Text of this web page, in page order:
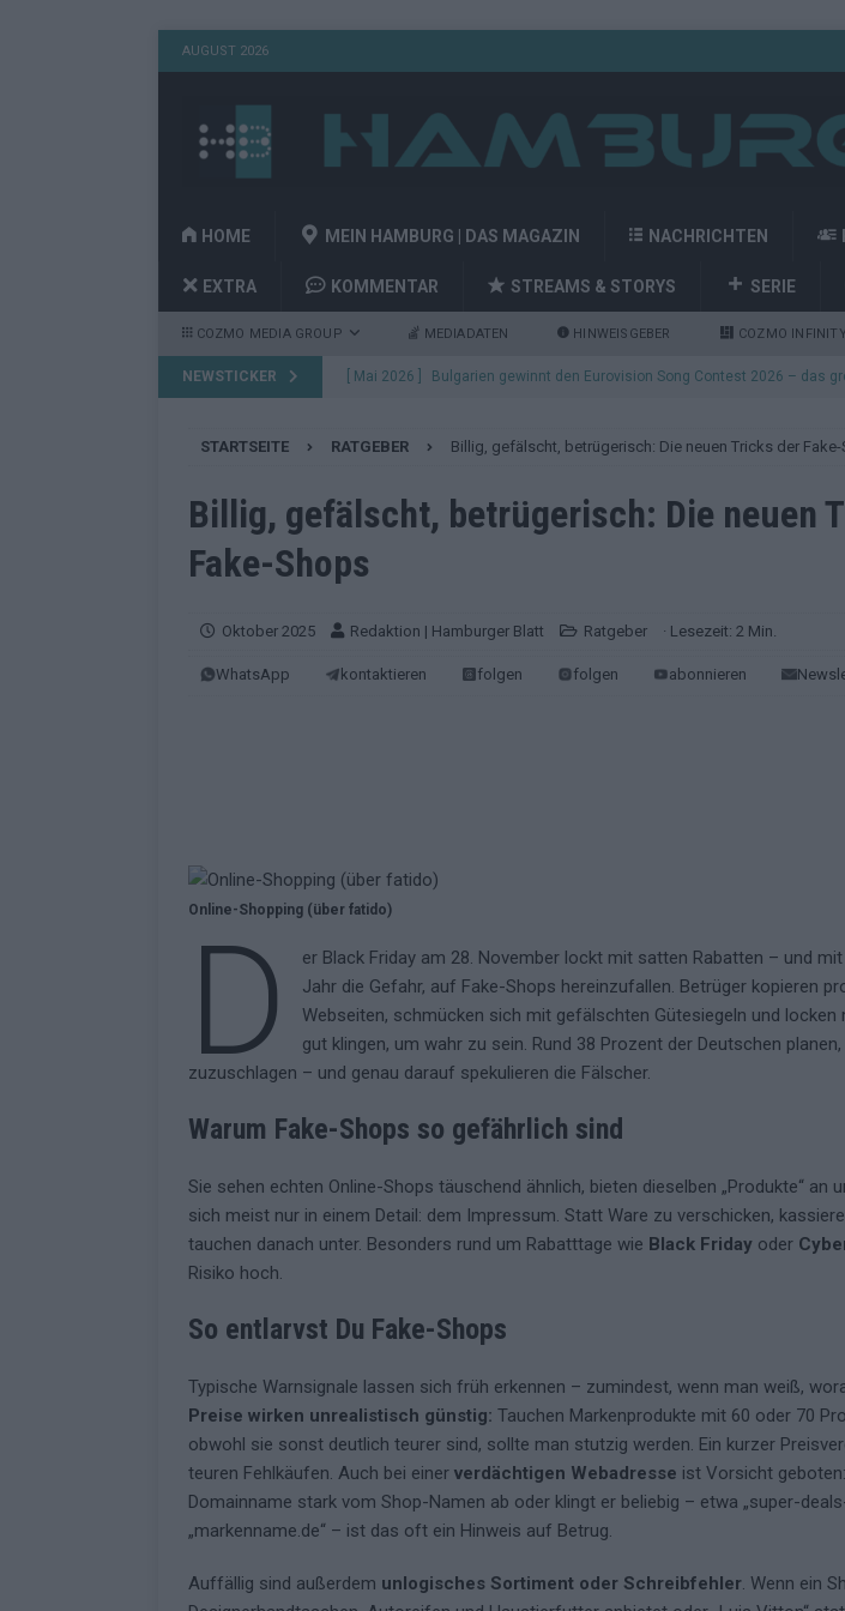
AUGUST 2026
HOME MEIN HAMBURG | DAS MAGAZIN NACHRICHTEN
EXTRA KOMMENTAR STREAMS & STORYS SERIE
COZMO MEDIA GROUP MEDIADATEN HINWEISGEBER COZMO INFINITY
NEWSTICKER [ Mai 2026 ] Bulgarien gewinnt den Eurovision Song Contest 2026 – das
[ Mai 2026 ] Das Papierboot kommt aus Basel: JJ eröffnet das ESC-Finale
Highlights EUROVISION
Dänemark eröffnet, Österreich beschließt: Die Startreihenfolge
2026 im Überblick
[ Mai 2026 ] Alle 25 ESC-Finalisten auf dem Prüfstand: Stärken,
redaktionellen Urteil
[ Mai 2026 ] ESC-Halbfinale 2 in Zahlen: Wer kommt fast sicher weiter –
Schluss? EXTRA
[ Juni 2026 ] Europa-Park 2026: 18 Themenbereiche, Sallys Café,
Kino EXTRA
KOMMENTAR
STARTSEITE RATGEBER Billig, gefälscht, betrügerisch: Die neuen Tricks der
Billig, gefälscht, betrügerisch: Die neuen
Fake-Shops
Oktober 2025 Redaktion | Hamburger Blatt Ratgeber · Lesezeit: 2 Min.
WhatsApp kontaktieren folgen folgen abonnieren
Online-Shopping (über fatido)
D
er Black Friday am 28. November lockt mit satten Rabatten – und
Jahr die Gefahr, auf Fake-Shops hereinzufallen. Betrüger kopieren
Webseiten, schmücken sich mit gefälschten Gütesiegeln und locken
gut klingen, um wahr zu sein. Rund 38 Prozent der Deutschen
zuzuschlagen – und genau darauf spekulieren die Fälscher.
Warum Fake-Shops so gefährlich sind
Sie sehen echten Online-Shops täuschend ähnlich, bieten dieselben „Produkte“ an
sich meist nur in einem Detail: dem Impressum. Statt Ware zu verschicken,
tauchen danach unter. Besonders rund um Rabatttage wie Black Friday oder
Risiko hoch.
So entlarvst Du Fake-Shops
Typische Warnsignale lassen sich früh erkennen – zumindest, wenn man weiß,
Preise wirken unrealistisch günstig: Tauchen Markenprodukte mit 60 oder 70
obwohl sie sonst deutlich teurer sind, sollte man stutzig werden. Ein kurzer
teuren Fehlkäufen. Auch bei einer verdächtigen Webadresse ist Vorsicht
Domainname stark vom Shop-Namen ab oder klingt er beliebig – etwa „super-
„markenname.de“ – ist das oft ein Hinweis auf Betrug.
Auffällig sind außerdem unlogisches Sortiment oder Schreibfehler. Wenn ein